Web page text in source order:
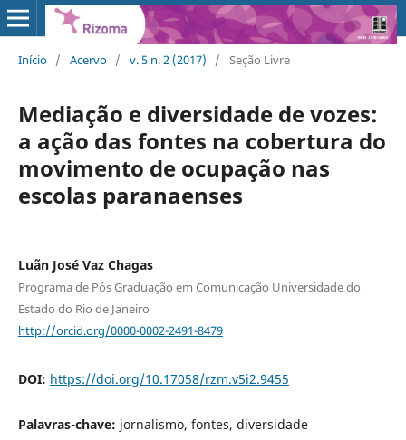
Início / Acervo / v. 5 n. 2 (2017) / Seção Livre
Mediação e diversidade de vozes:
a ação das fontes na cobertura do
movimento de ocupação nas
escolas paranaenses
Luãn José Vaz Chagas
Programa de Pós Graduação em Comunicação Universidade do
Estado do Rio de Janeiro
http://orcid.org/0000-0002-2491-8479
DOI: https://doi.org/10.17058/rzm.v5i2.9455
Palavras-chave: jornalismo, fontes, diversidade